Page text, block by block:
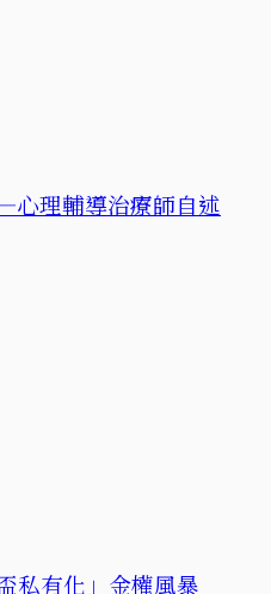
理輔導治療師自述
私有化」金權風暴